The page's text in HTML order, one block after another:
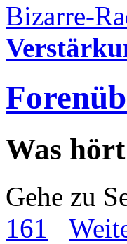
Bizarre-
Was
Gehe zu
161